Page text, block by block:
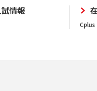
情報
Cplus